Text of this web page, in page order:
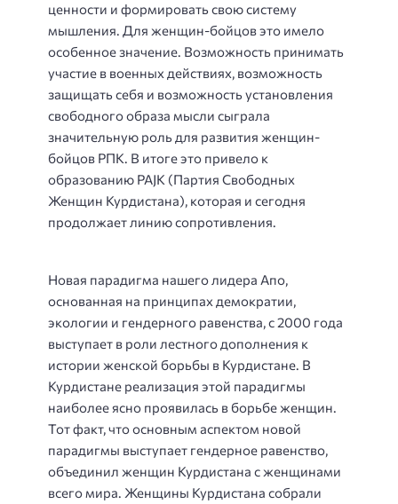
ценности и формировать свою систему
мышления. Для женщин-бойцов это имело
особенное значение. Возможность принимать
участие в военных действиях, возможность
защищать себя и возможность установления
свободного образа мысли сыграла
значительную роль для развития женщин-
бойцов РПК. В итоге это привело к
образованию PAJK (Партия Свободных
Женщин Курдистана), которая и сегодня
продолжает линию сопротивления.
Новая парадигма нашего лидера Апо,
основанная на принципах демократии,
экологии и гендерного равенства, с 2000 года
выступает в роли лестного дополнения к
истории женской борьбы в Курдистане. В
Курдистане реализация этой парадигмы
наиболее ясно проявилась в борьбе женщин.
Тот факт, что основным аспектом новой
парадигмы выступает гендерное равенство,
объединил женщин Курдистана с женщинами
всего мира. Женщины Курдистана собрали